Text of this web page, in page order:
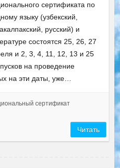
сертификата по
языку (узбекский,
русский) и
состоятся 25, 26, 27
и 2, 3, 4, 11, 12, 13 и 25
на проведение
на эти даты, уже…
сертификат
Читать